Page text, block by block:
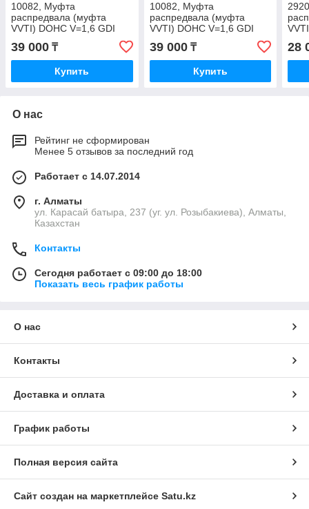
10082, Муфта
распредвала (муфта
VVTI) DOHC V=1,6 GDI
24370-2B610
39 000 ₸
Купить
10082, Муфта
распредвала (муфта
VVTI) DOHC V=1,6 GDI
24370-2B610
39 000₸
Купить
28
О нас
Рейтинг не сформирован
Менее 5 отзывов за последний год
Работает с 14.07.2014
г. Алматы
ул. Карасай батыра, 237 (уг. ул. Розыбакиева), Алматы,
Казахстан
Контакты
Сегодня работает с 09:00 до 18:00
Показать весь график работы
О нас
Контакты
Доставка и оплата
График работы
Полная версия сайта
Сайт создан на маркетплейсе Satu.kz